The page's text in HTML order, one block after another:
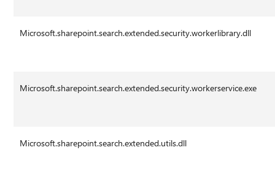
Microsoft.sharepoint.search.extended.security.workerlibrary.dll
Microsoft.sharepoint.search.extended.security.workerservice.exe
Microsoft.sharepoint.search.extended.utils.dll